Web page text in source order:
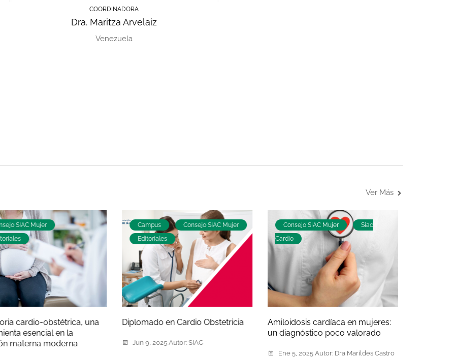
COORDINADORA
Dra. Maritza Arvelaiz
Venezuela
Ver Más
SIAC Mujer
cardio-obstétrica, una
esencial en la
materna moderna
Campus
Consejo SIAC Mujer
Editoriales
Diplomado en Cardio Obstetricia
Jun 9, 2025 Autor:SIAC
Consejo SIAC Mujer
Siac
Cardio
Amiloidosis cardíaca en mujeres:
un diagnóstico poco valorado
Ene 5, 2025 Autor:Dra Marildes Castro